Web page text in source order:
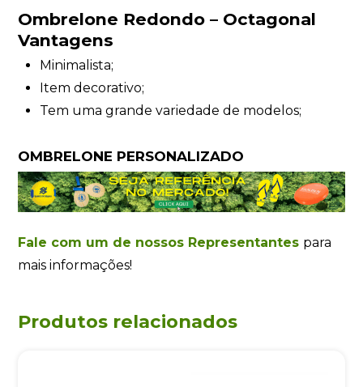
Ombrelone Redondo – Octagonal
Vantagens
Minimalista;
Item decorativo;
Tem uma grande variedade de modelos;
OMBRELONE PERSONALIZADO
Fale com um de nossos Representantes para
mais informações!
Produtos relacionados